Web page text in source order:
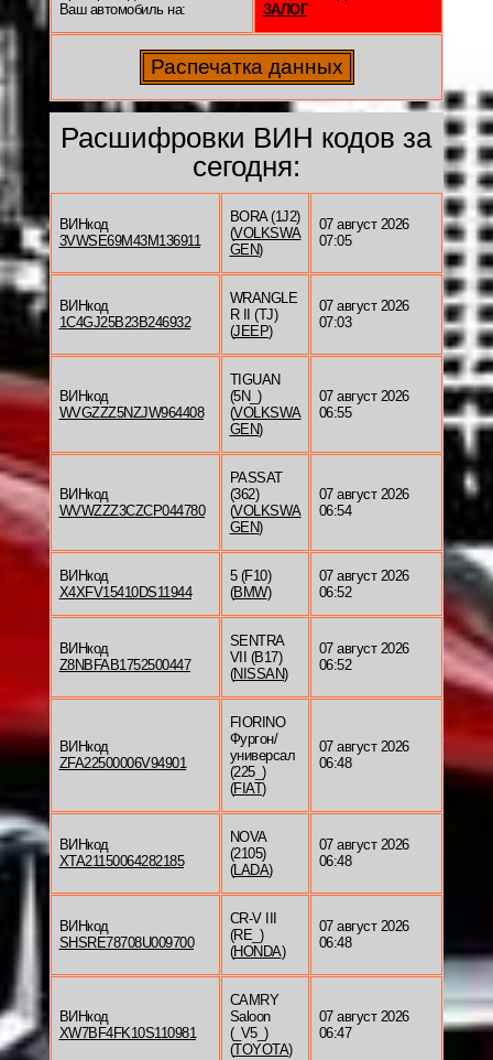
Ваш автомобиль на:
ЗАЛОГ
Расшифровки ВИН кодов за
сегодня:
ВИНкод
3VWSE69M43M136911
BORA (1J2)
(VOLKSWA
GEN)
07 август 2026
07:05
ВИНкод
1C4GJ25B23B246932
WRANGLE
R II (TJ)
(JEEP)
07 август 2026
07:03
ВИНкод
WVGZZZ5NZJW964408
TIGUAN
(5N_)
(VOLKSWA
GEN)
07 август 2026
06:55
ВИНкод
WVWZZZ3CZCP044780
PASSAT
(362)
(VOLKSWA
GEN)
07 август 2026
06:54
ВИНкод
X4XFV15410DS11944
5 (F10)
(BMW)
07 август 2026
06:52
ВИНкод
Z8NBFAB1752500447
SENTRA
VII (B17)
(NISSAN)
07 август 2026
06:52
ВИНкод
ZFA22500006V94901
FIORINO
Фургон/
универсал
(225_)
(FIAT)
07 август 2026
06:48
ВИНкод
XTA21150064282185
NOVA
(2105)
(LADA)
07 август 2026
06:48
ВИНкод
SHSRE78708U009700
CR-V III
(RE_)
(HONDA)
07 август 2026
06:48
ВИНкод
XW7BF4FK10S110981
CAMRY
Saloon
(_V5_)
(TOYOTA)
07 август 2026
06:47